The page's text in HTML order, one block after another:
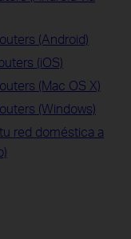
(Android)
(iOS)
(Mac OS X)
(Windows)
red doméstica a